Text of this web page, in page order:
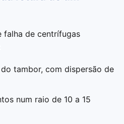
falha de centrífugas
tambor, com dispersão de
num raio de 10 a 15